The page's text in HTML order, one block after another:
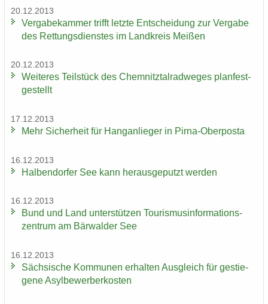
20.12.2013
Ver­ga­be­kam­mer trifft letz­te Ent­schei­dung zur Ver­ga­be
des Ret­tungs­diens­tes im Land­kreis Mei­ßen
20.12.2013
Wei­te­res Teil­stück des Chem­nitz­tal­rad­we­ges plan­fest­
ge­stellt
17.12.2013
Mehr Si­cher­heit für Hang­an­lie­ger in Pirna-​Oberposta
16.12.2013
Hal­ben­dor­fer See kann her­aus­ge­putzt wer­den
16.12.2013
Bund und Land un­ter­stüt­zen Tou­ris­mus­in­for­ma­ti­ons­
zen­trum am Bär­wal­der See
16.12.2013
Säch­si­sche Kom­mu­nen er­hal­ten Aus­gleich für ge­stie­
ge­ne Asyl­be­wer­ber­kos­ten